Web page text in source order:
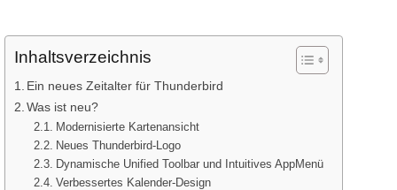
Inhaltsverzeichnis
Ein neues Zeitalter für Thunderbird
Was ist neu?
Modernisierte Kartenansicht
Neues Thunderbird-Logo
Dynamische Unified Toolbar und Intuitives AppMenü
Verbessertes Kalender-Design